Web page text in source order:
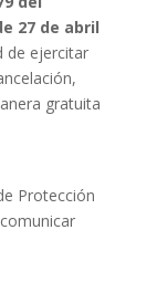
27 de abril
de ejercitar
gratuita
Protección